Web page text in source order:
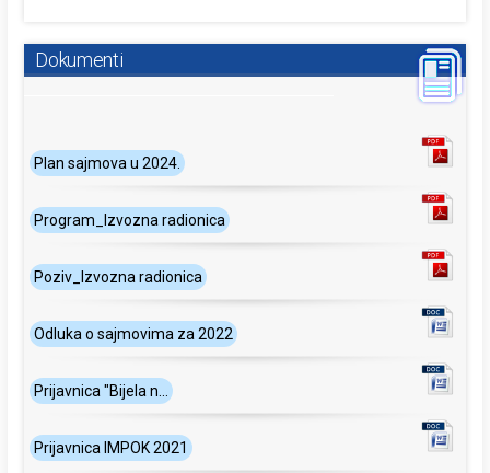
Dokumenti
Plan sajmova u 2024.
Program_Izvozna radionica
Poziv_Izvozna radionica
Odluka o sajmovima za 2022
Prijavnica "Bijela n...
Prijavnica IMPOK 2021